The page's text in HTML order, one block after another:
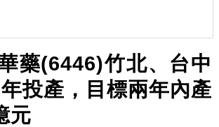
藥(6446)竹北、台中
投產，目標兩年內產
元